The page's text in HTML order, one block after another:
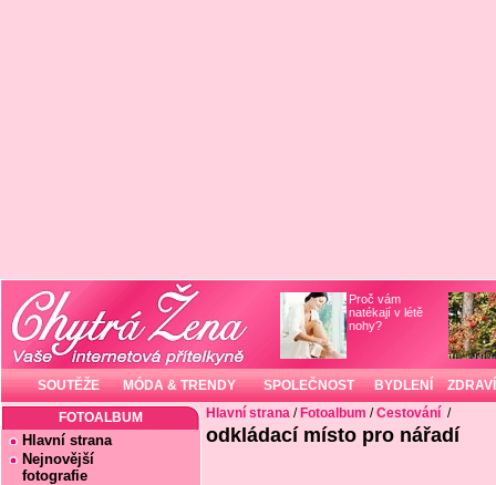
Proč vám
natékají v létě
nohy?
SOUTĚŽE MÓDA & TRENDY SPOLEČNOST BYDLENÍ ZDRAVÍ
FOTOALBUM
Hlavní strana
Nejnovější
fotografie
Hlavní strana / Fotoalbum /Cestování /
odkládací místo pro nářadí